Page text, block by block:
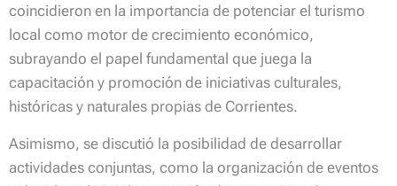
coincidieron en la importancia de potenciar el turismo
local como motor de crecimiento económico,
subrayando el papel fundamental que juega la
capacitación y promoción de iniciativas culturales,
históricas y naturales propias de Corrientes.
Asimismo, se discutió la posibilidad de desarrollar
actividades conjuntas, como la organización de eventos